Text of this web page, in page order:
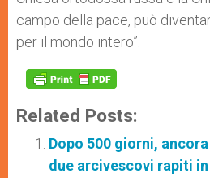
campo della pace, può
per il mondo intero”.
Related Posts:
Dopo 500 giorni,
due arcivescovi rapiti